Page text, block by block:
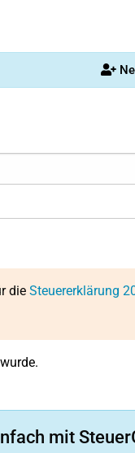
die Steuererklärung
mit